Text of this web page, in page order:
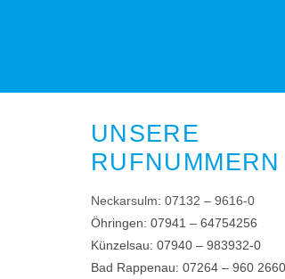
UNSERE
RUFNUMMERN
Neckarsulm: 07132 – 9616-0
Öhringen: 07941 – 64754256
Künzelsau: 07940 – 983932-0
Bad Rappenau: 07264 – 960 2660